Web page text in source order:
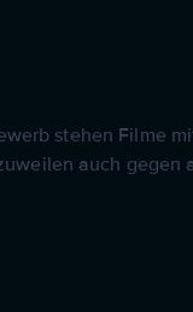
stehen Filme
auch gegen